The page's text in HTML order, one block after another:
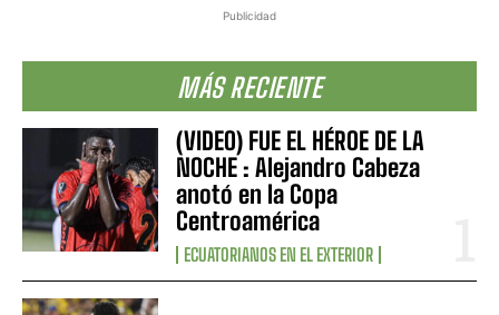
Publicidad
MÁS RECIENTE
(VIDEO) FUE EL HÉROE DE LA
NOCHE : Alejandro Cabeza
anotó en la Copa
Centroamérica
ECUATORIANOS EN EL EXTERIOR